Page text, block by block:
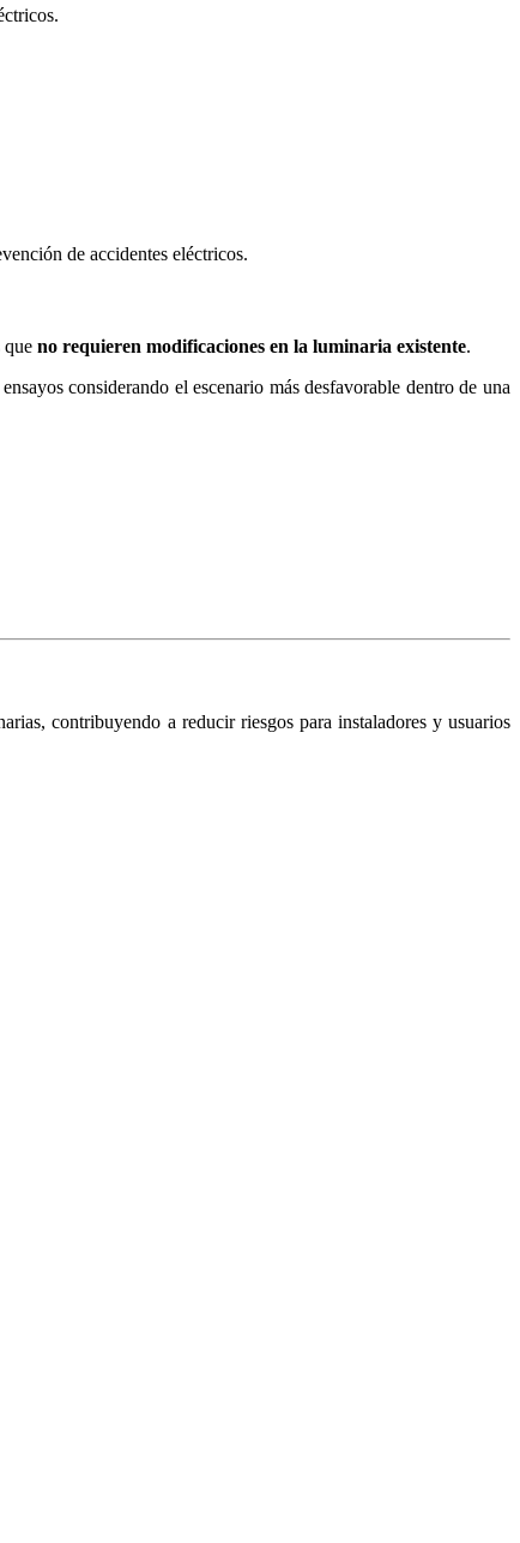
de accidentes eléctricos.
que no requieren modificaciones en la luminaria existente.
considerando el escenario más desfavorable dentro de una
contribuyendo a reducir riesgos para instaladores y usuarios